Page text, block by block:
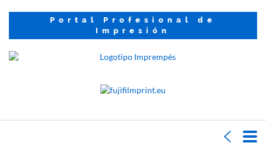
Portal Profesional de
Impresión